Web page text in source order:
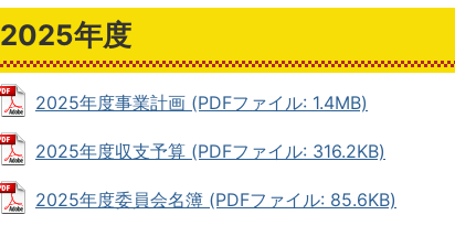
2025年度
2025年度事業計画 (PDFファイル: 1.4MB)
2025年度収支予算 (PDFファイル: 316.2KB)
2025年度委員会名簿 (PDFファイル: 85.6KB)